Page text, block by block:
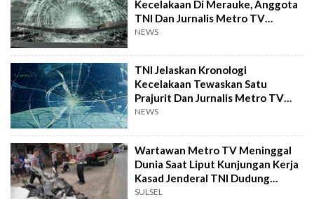
Kecelakaan Di Merauke, Anggota
TNI Dan Jurnalis Metro TV
Terpental Ke Luar Mobil
NEWS
TNI Jelaskan Kronologi
Kecelakaan Tewaskan Satu
Prajurit Dan Jurnalis Metro TV
Saat Kunjungan Jenderal Dudung
NEWS
Wartawan Metro TV Meninggal
Dunia Saat Liput Kunjungan Kerja
Kasad Jenderal TNI Dudung
Abdurachman di Papua
SULSEL